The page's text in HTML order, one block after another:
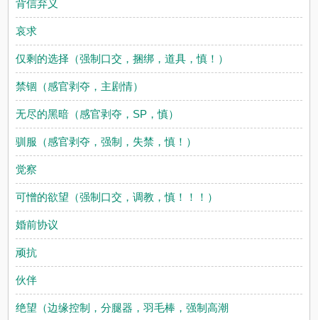
背信弃义
哀求
仅剩的选择（强制口交，捆绑，道具，慎！）
禁锢（感官剥夺，主剧情）
无尽的黑暗（感官剥夺，SP，慎）
驯服（感官剥夺，强制，失禁，慎！）
觉察
可憎的欲望（强制口交，调教，慎！！！）
婚前协议
顽抗
伙伴
绝望（边缘控制，分腿器，羽毛棒，强制高潮